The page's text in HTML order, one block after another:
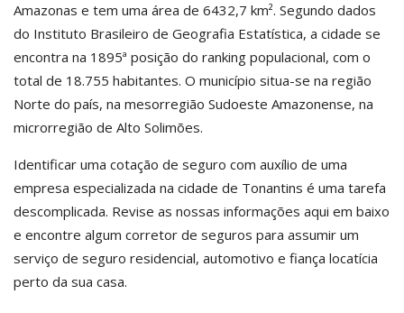
Amazonas e tem uma área de 6432,7 km². Segundo dados
do Instituto Brasileiro de Geografia Estatística, a cidade se
encontra na 1895ª posição do ranking populacional, com o
total de 18.755 habitantes. O município situa-se na região
Norte do país, na mesorregião Sudoeste Amazonense, na
microrregião de Alto Solimões.
Identificar uma cotação de seguro com auxílio de uma
empresa especializada na cidade de Tonantins é uma tarefa
descomplicada. Revise as nossas informações aqui em baixo
e encontre algum corretor de seguros para assumir um
serviço de seguro residencial, automotivo e fiança locatícia
perto da sua casa.